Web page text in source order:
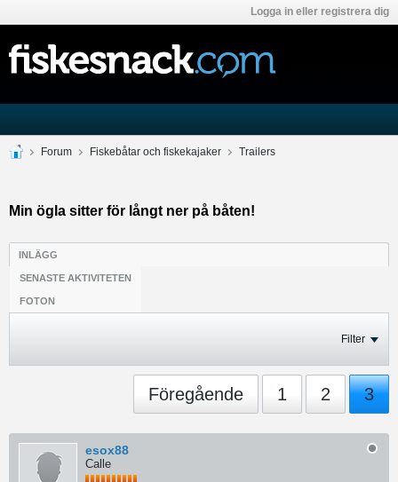
Logga in eller registrera dig
Forum Fiskebåtar och fiskekajaker Trailers
Min ögla sitter för långt ner på båten!
INLÄGG
SENASTE AKTIVITETEN
FOTON
Filter
Föregående 1 2 3
esox88
Calle